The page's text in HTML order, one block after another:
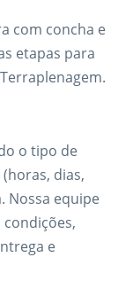
com concha e
etapas para
o tipo de
dias,
Nossa equipe
e